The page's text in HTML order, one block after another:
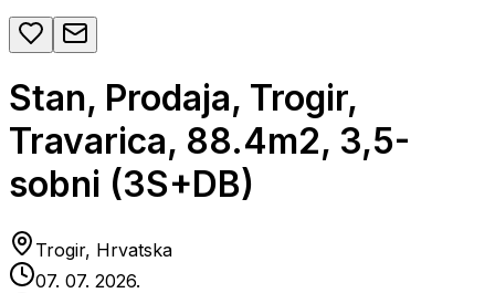
Stan, Prodaja, Trogir,
Travarica, 88.4m2, 3,5-
sobni (3S+DB)
Trogir, Hrvatska
07. 07. 2026.